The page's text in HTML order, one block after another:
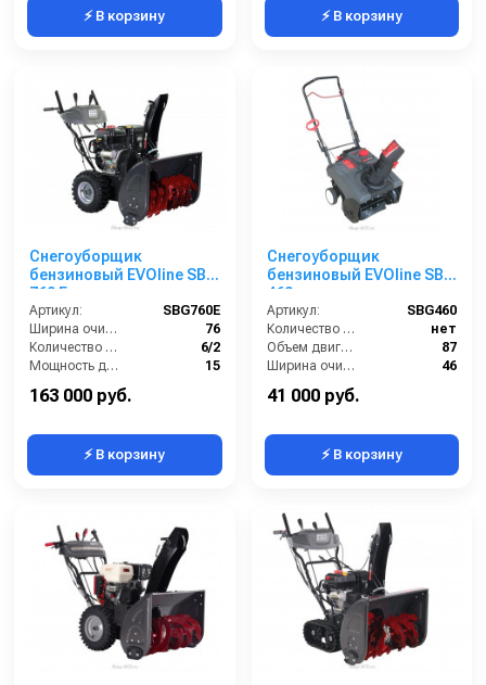
⚡ В корзину ⚡ В корзину
Снегоуборщик
бензиновый EVOline SBG
760 E
Артикул:
SBG760E
Ширина очистки (см):
76
Количество скоростей (вперед/назад):
6/2
Мощность двигателя (лс):
15
163 000 руб.
⚡ В корзину
Снегоуборщик
бензиновый EVOline SBG
460
Артикул:
SBG460
Количество скоростей (вперед/назад):
нет
Объем двигателя (см3):
87
Ширина очистки (см):
46
Мощность двигателя (лс):
41 000 руб.
⚡ В корзину